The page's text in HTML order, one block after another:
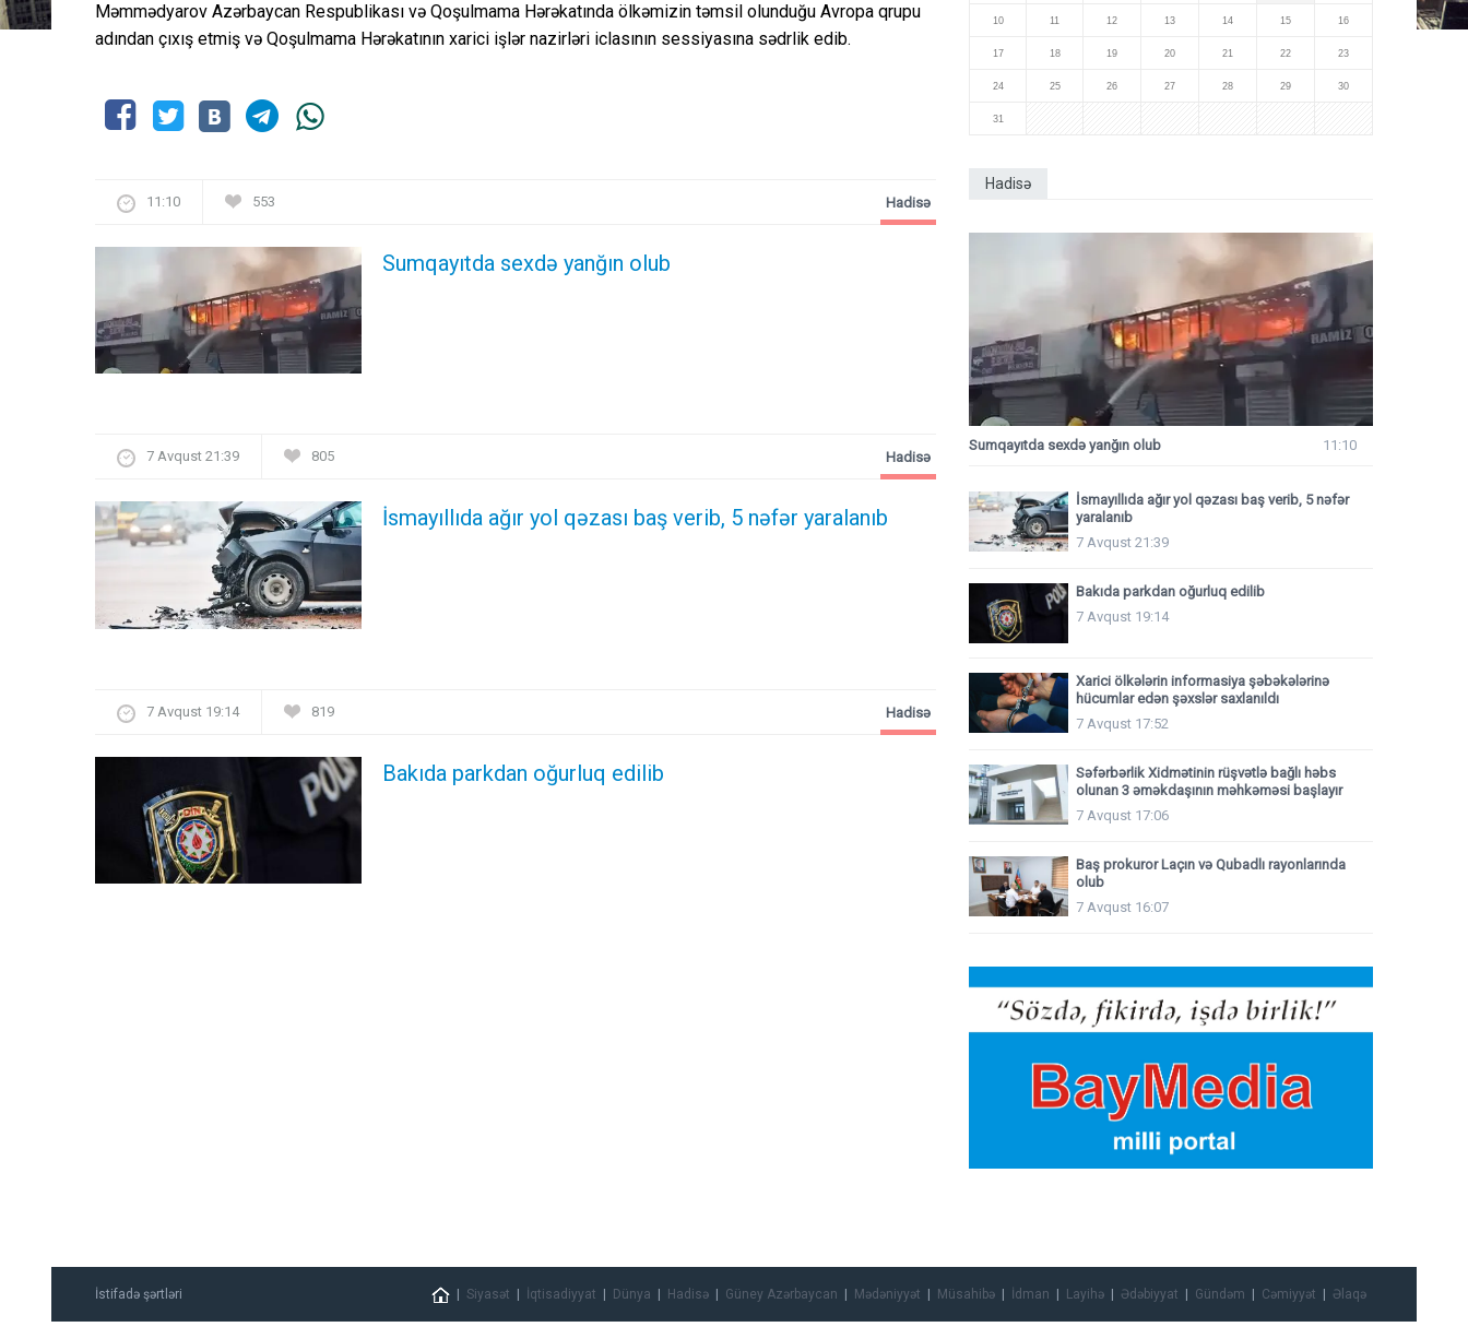
Məmmədyarov Azərbaycan Respublikası və Qoşulmama Hərəkatında ölkəmizin təmsil olunduğu Avropa qrupu
adından çıxış etmiş və Qoşulmama Hərəkatının xarici işlər nazirləri iclasının sessiyasına sədrlik edib.
11:10 553
Sumqayıtda sexdə yanğın olub
Hadisə
7 Avqust 21:39 805
İsmayıllıda ağır yol qəzası baş verib, 5 nəfər yaralanıb
Hadisə
7 Avqust 19:14 819
Bakıda parkdan oğurluq edilib
Hadisə
10 11 12 13 14 15 16
17 18 19 20 21 22 23
24 25 26 27 28 29 30
31
Hadisə
Sumqayıtda sexdə yanğın olub 11:10
İsmayıllıda ağır yol qəzası baş verib, 5 nəfər
yaralanıb
7 Avqust 21:39
Bakıda parkdan oğurluq edilib
7 Avqust 19:14
Xarici ölkələrin informasiya şəbəkələrinə
hücumlar edən şəxslər saxlanıldı
7 Avqust 17:52
Səfərbərlik Xidmətinin rüşvətlə bağlı həbs
olunan 3 əməkdaşının məhkəməsi başlayır
7 Avqust 17:06
Baş prokuror Laçın və Qubadlı rayonlarında
olub
7 Avqust 16:07
Siyasət İqtisadiyyat Dünya Hadisə Güney Azərbaycan Mədəniyyət Müsahibə İdman Layihə Ədəbiyyat Gündəm Cəmiyyət Əlaqə
İstifadə şərtləri